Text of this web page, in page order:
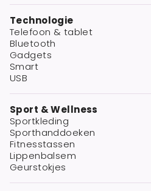
Technologie
Telefoon & tablet
Bluetooth
Gadgets
Smart
USB
Sport & Wellness
Sportkleding
Sporthanddoeken
Fitnesstassen
Lippenbalsem
Geurstokjes